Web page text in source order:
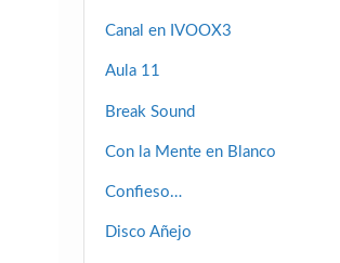
Canal en IVOOX3
Aula 11
Break Sound
Con la Mente en Blanco
Confieso…
Disco Añejo